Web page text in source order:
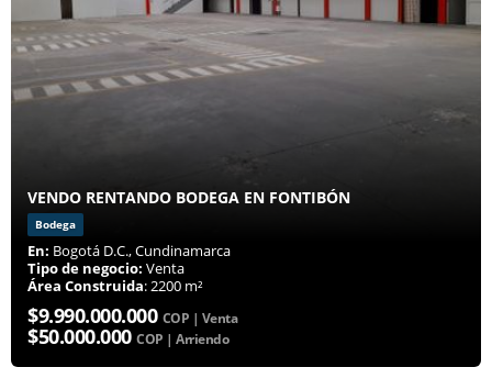
VENDO RENTANDO BODEGA EN FONTIBÓN
Bodega
En: Bogotá D.C., Cundinamarca
Tipo de negocio: Venta
Área Construida: 2200 m²
$9.990.000.000 COP | Venta
$50.000.000 COP | Arriendo